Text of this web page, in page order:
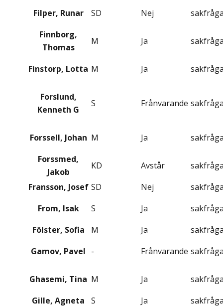
Filper, Runar SD Nej
Finnborg,
Thomas
M Ja
Finstorp, Lotta M Ja
Forslund,
Kenneth G
S Frånvarande
Forssell, Johan M Ja
Forssmed,
Jakob
KD Avstår
Fransson, Josef SD Nej
From, Isak
S Ja
Fölster, Sofia
M Ja
Gamov, Pavel - Frånvarande
Ghasemi, Tina M Ja
Gille, Agneta
S Ja